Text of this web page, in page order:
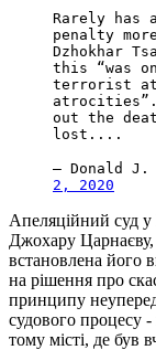
Rarely has
penalty
Dzhokhar
this “was
terrorist
out the
lost....
— Donald J.
2, 2020
Апеляційний суд у
Джохару
встановлена його
на рішення про
принципу
судового процесу
тому місті, де був